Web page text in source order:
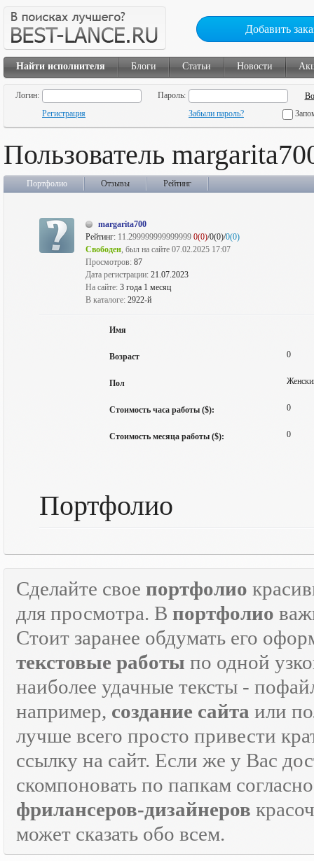
Добавить
Найти исполнителя Блоги Статьи Новости
Логин:
Пароль:
Регистрация
Забыли пароль?
Пользователь
Портфолио Отзывы Рейтинг
margarita700
Рейтинг: 11.299999999999999 0(0)/0(0)/0(0)
Свободен, был на сайте 07.02.2025 17:07
Просмотров: 87
Дата регистрации: 21.07.2023
На сайте: 3 года 1 месяц
В каталоге: 2922-й
Имя
Возраст 0
Пол
Стоимость часа работы ($): 0
Стоимость месяца работы ($): 0
Портфолио
Сделайте свое портфолио
для просмотра. В портфолио
Стоит заранее обдумать его
текстовые работы по одной
наиболее удачные тексты -
например, создание сайта или
лучше всего просто привести
ссылку на сайт. Если же у Вас
скомпоновать по папкам
фрилансеров-дизайнеров
может сказать обо всем.